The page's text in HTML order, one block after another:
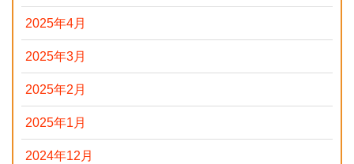
2025年4月
2025年3月
2025年2月
2025年1月
2024年12月